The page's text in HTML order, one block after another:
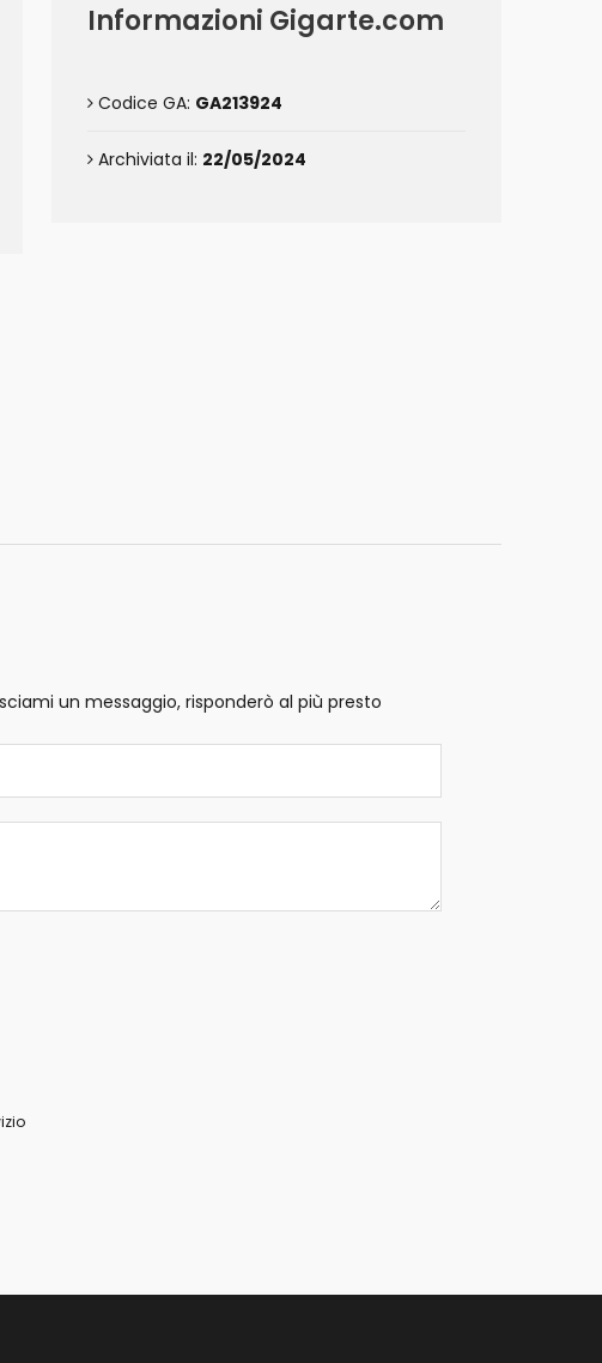
Informazioni Gigarte.com
Codice GA: GA213924
Archiviata il: 22/05/2024
un messaggio, risponderò al più presto